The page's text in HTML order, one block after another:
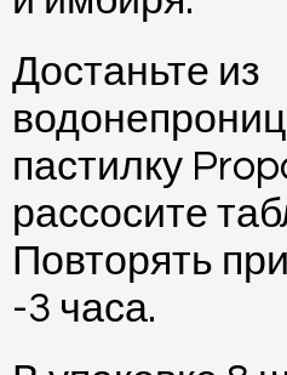
Достаньте из
пастилку
рассосите
Повторять
-3 часа.